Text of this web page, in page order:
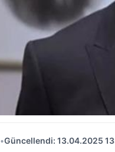
•Güncellendi: 13.04.2025